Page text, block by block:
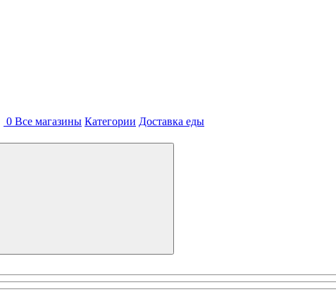
0 Все магазины Категории Доставка еды